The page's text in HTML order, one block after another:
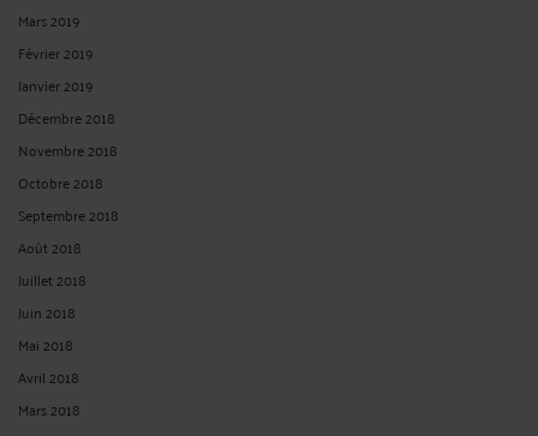
Mars 2019
Février 2019
Janvier 2019
Décembre 2018
Novembre 2018
Octobre 2018
Septembre 2018
Août 2018
Juillet 2018
Juin 2018
Mai 2018
Avril 2018
Mars 2018